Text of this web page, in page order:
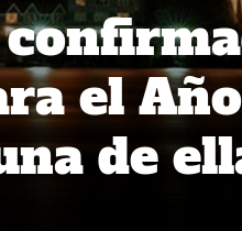
el Año
de